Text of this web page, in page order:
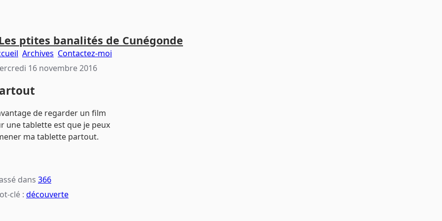
ptites banalités de Cunégonde
Archives Contactez-moi
16 novembre 2016
de regarder un film
une tablette est que je peux
ma tablette partout.
dans 366
clé : découverte